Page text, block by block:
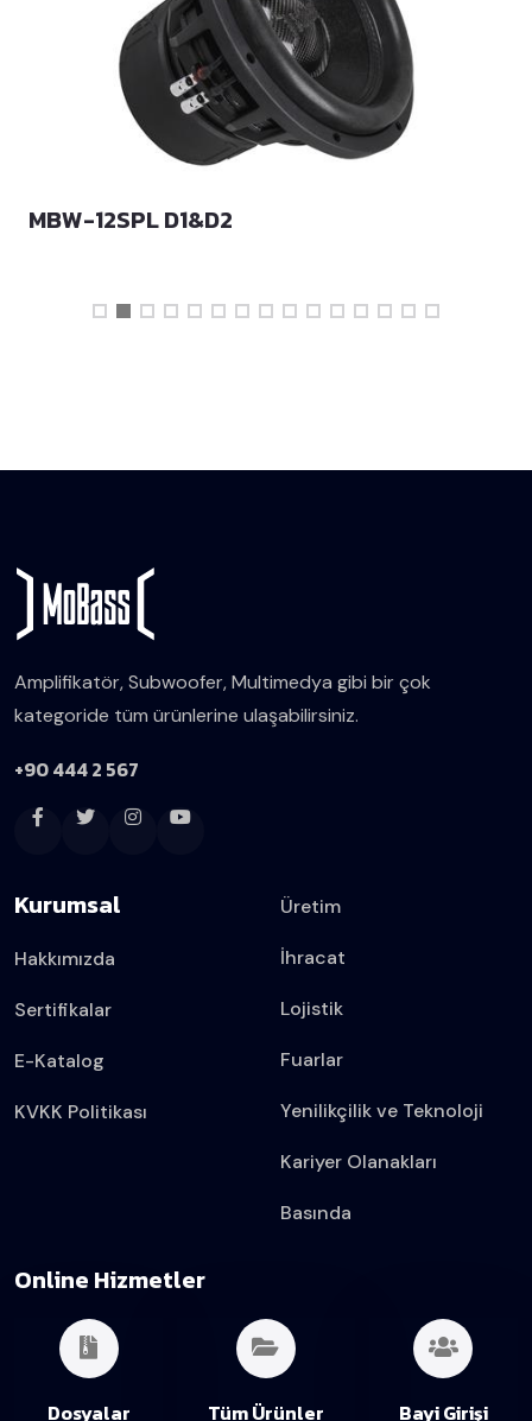
MBW-12SPL D1&D2
Amplifikatör, Subwoofer, Multimedya gibi bir çok
kategoride tüm ürünlerine ulaşabilirsiniz.
+90 444 2 567
Kurumsal
Hakkımızda
Sertifikalar
E-Katalog
KVKK Politikası
Üretim
İhracat
Lojistik
Fuarlar
Yenilikçilik ve Teknoloji
Kariyer Olanakları
Basında
Online Hizmetler
Dosyalar Tüm Ürünler Bayi Girişi